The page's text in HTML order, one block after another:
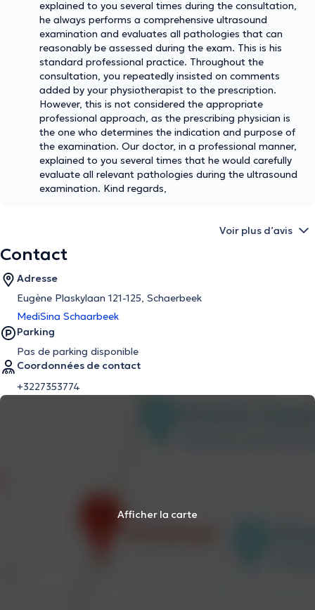
explained to you several times during the consultation,
he always performs a comprehensive ultrasound
examination and evaluates all pathologies that can
reasonably be assessed during the exam. This is his
standard professional practice. Throughout the
consultation, you repeatedly insisted on comments
added by your physiotherapist to the prescription.
However, this is not considered the appropriate
professional approach, as the prescribing physician is
the one who determines the indication and purpose of
the examination. Our doctor, in a professional manner,
explained to you several times that he would carefully
evaluate all relevant pathologies during the ultrasound
examination. Kind regards,
Voir plus d’avis
Contact
Adresse
Eugène Plaskylaan 121-125, Schaerbeek
MediSina Schaarbeek
Parking
Pas de parking disponible
Coordonnées de contact
+3227353774
Afficher la carte